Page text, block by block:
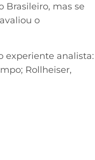
Brasileiro, mas se
o
experiente analista:
Rollheiser,